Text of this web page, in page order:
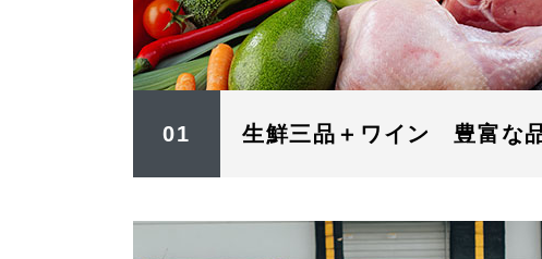
01 生鮮三品＋ワイン 豊富な